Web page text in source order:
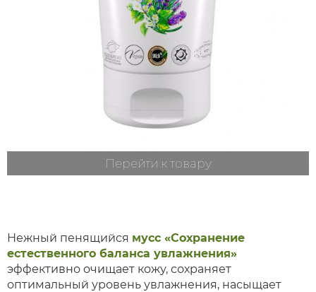
Перейти к товару
Нежный пенящийся мусс «Сохранение
естественного баланса увлажнения»
эффективно очищает кожу, сохраняет
оптимальный уровень увлажнения, насыщает